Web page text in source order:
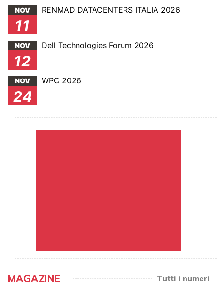
NOV
11
RENMAD DATACENTERS ITALIA 2026
NOV
12
Dell Technologies Forum 2026
NOV
24
WPC 2026
MAGAZINE Tutti i numeri